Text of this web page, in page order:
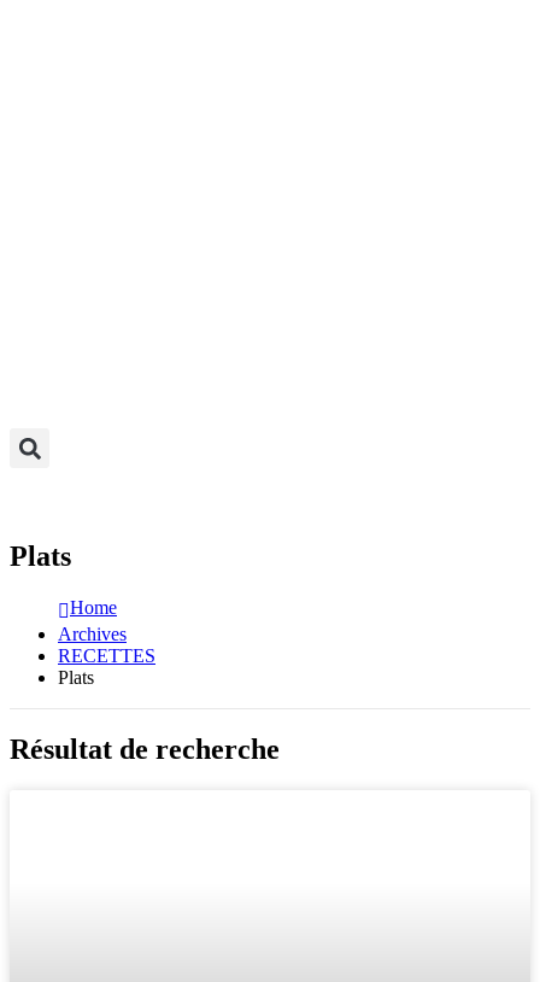
Plats
Home
Archives
RECETTES
Plats
Résultat de recherche